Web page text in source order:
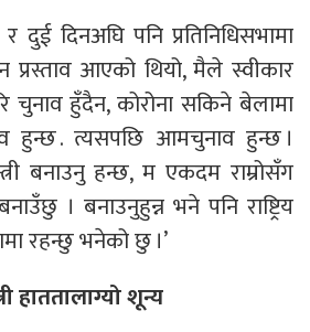
दुई दिनअघि पनि प्रतिनिधिसभामा
प्रस्ताव आएको थियो, मैले स्वीकार
चुनाव हुँदैन, कोरोना सकिने बेलामा
हुन्छ . त्यसपछि आमचुनाव हुन्छ ।
बनाउनु हन्छ, म एकदम राम्रोसँग
। बनाउनुहुन्न भने पनि राष्ट्रिय
रहन्छु भनेको छु ।’
हाततालाग्यो शून्य